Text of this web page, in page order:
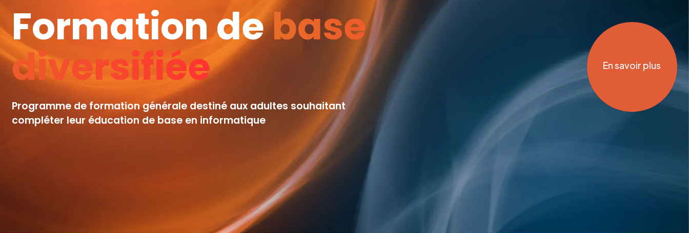
Formation debase
diversifiée
Programme de formation générale destiné aux adultes souhaitant
compléter leur éducation de base en informatique
En savoir plus